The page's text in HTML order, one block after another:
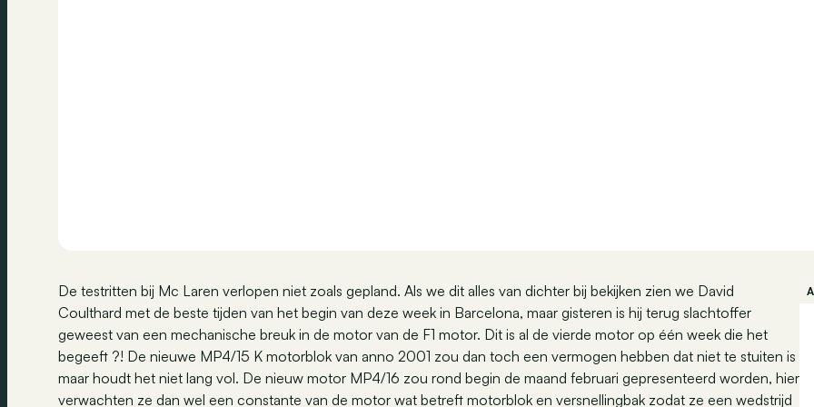
De testritten bij Mc Laren verlopen niet zoals gepland. Als we dit alles van dichter bij bekijken zien we David
Coulthard met de beste tijden van het begin van deze week in Barcelona, maar gisteren is hij terug slachtoffer
geweest van een mechanische breuk in de motor van de F1 motor. Dit is al de vierde motor op één week die het
begeeft ?! De nieuwe MP4/15 K motorblok van anno 2001 zou dan toch een vermogen hebben dat niet te stuiten is
maar houdt het niet lang vol. De nieuw motor MP4/16 zou rond begin de maand februari gepresenteerd worden, hier
verwachten ze dan wel een constante van de motor wat betreft motorblok en versnellingbak zodat ze een wedstrijd